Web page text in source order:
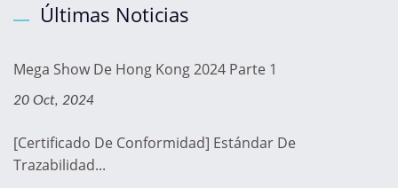
Últimas Noticias
Mega Show De Hong Kong 2024 Parte 1
20 Oct, 2024
[Certificado De Conformidad] Estándar De
Trazabilidad...